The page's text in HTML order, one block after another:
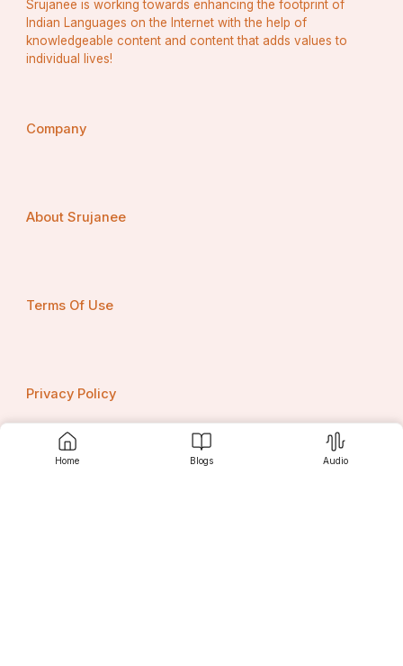
Home Blogs Audio
Srujanee is working towards enhancing the footprint of
Indian Languages on the Internet with the help of
knowledgeable content and content that adds values to
individual lives!
Company
About Srujanee
Terms Of Use
Privacy Policy